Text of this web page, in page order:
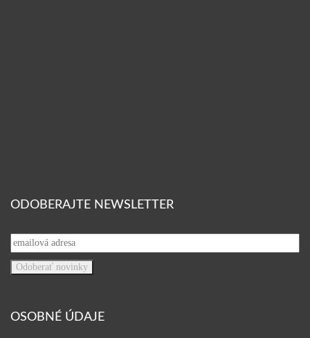
ODOBERAJTE NEWSLETTER
OSOBNÉ ÚDAJE